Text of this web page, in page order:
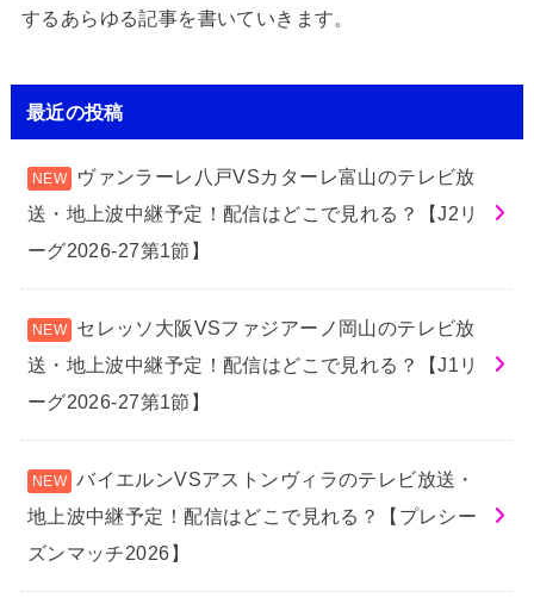
するあらゆる記事を書いていきます。
最近の投稿
ヴァンラーレ八戸VSカターレ富山のテレビ放
送・地上波中継予定！配信はどこで見れる？【J2リ
ーグ2026-27第1節】
セレッソ大阪VSファジアーノ岡山のテレビ放
送・地上波中継予定！配信はどこで見れる？【J1リ
ーグ2026-27第1節】
バイエルンVSアストンヴィラのテレビ放送・
地上波中継予定！配信はどこで見れる？【プレシー
ズンマッチ2026】